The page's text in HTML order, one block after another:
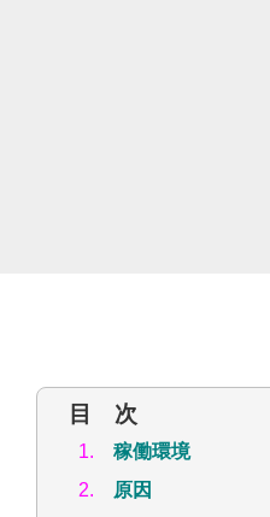
目 次
1. 稼働環境
2.
原因